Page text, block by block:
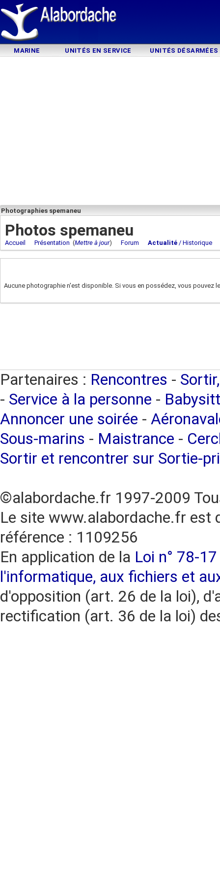
MARINE UNITÉS EN SERVICE UNITÉS DÉSARMÉES
Photographies spemaneu
Photos spemaneu
Accueil Présentation (Mettre à jour) Forum Actualité / Historique
Aucune photographie n'est disponible. Si vous en possédez, vous pouvez
Partenaires : Rencontres -
- Service à la personne -
Annoncer une soirée -
Sous-marins - Maistrance -
Sortir et rencontrer sur Sortie-
©alabordache.fr 1997-2009
Le site www.alabordache.fr est
référence : 1109256
En application de la Loi n° 78-
l'informatique, aux fichiers et
d'opposition (art. 26 de la loi),
rectification (art. 36 de la loi)